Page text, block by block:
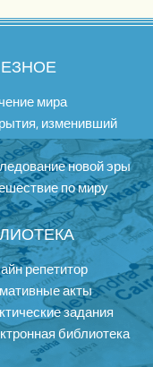
мира
изменивший
новой эры
по миру
репетитор
акты
задания
библиотека